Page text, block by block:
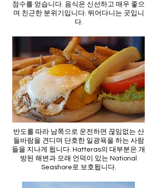
점수를 얻습니다. 음식은 신선하고 매우 좋으
며 친근한 분위기입니다. 뛰어다니는 곳입니
다.
반도를 따라 남쪽으로 운전하면 끊임없는 산
들바람을 견디며 단호한 일광욕을 하는 사람
들을 지나게 됩니다. Hatteras의 대부분은 개
방된 해변과 모래 언덕이 있는 National
Seashore로 보호됩니다.